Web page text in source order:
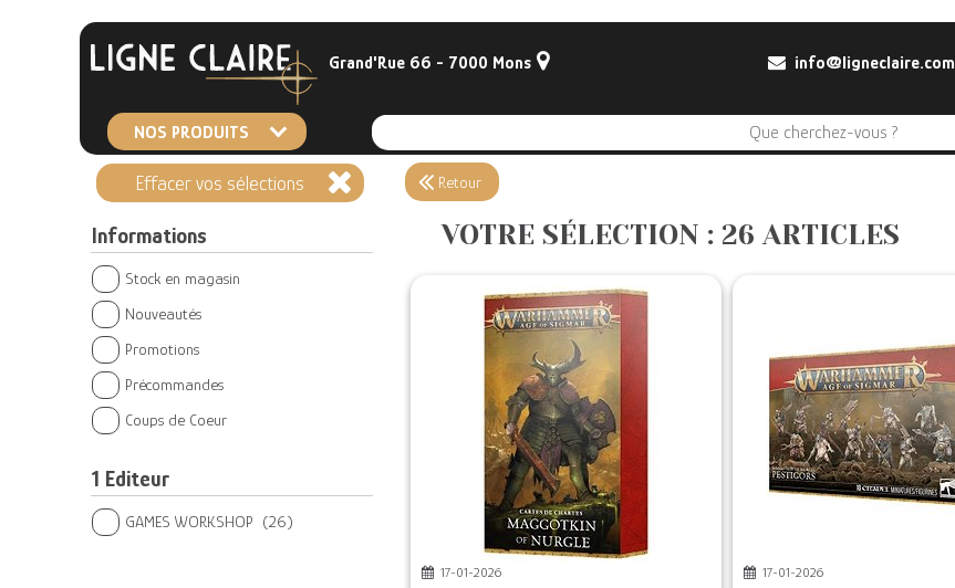
Grand'Rue 66 - 7000 Mons info@ligneclaire.com
NOS PRODUITS
Effacer vos sélections
Informations
Stock en magasin
Nouveautés
Promotions
Précommandes
Coups de Coeur
1 Editeur
GAMES WORKSHOP (26)
Retour
VOTRE SÉLECTION : 26 ARTICLES
17-01-2026 17-01-2026